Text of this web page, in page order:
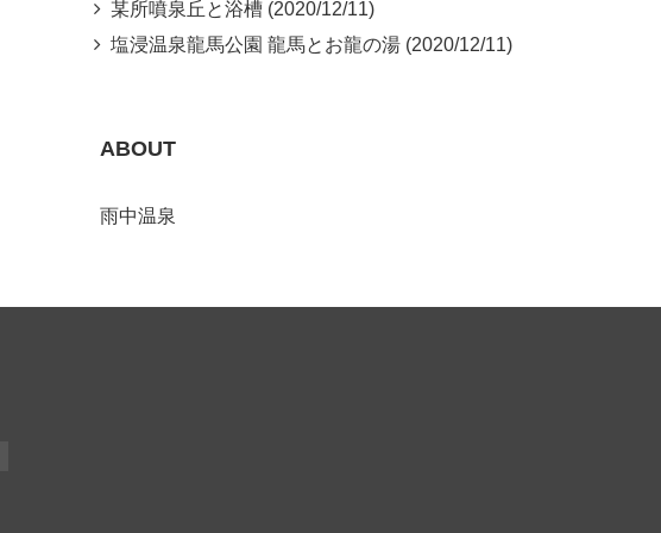
某所噴泉丘と浴槽 (2020/12/11)
塩浸温泉龍馬公園 龍馬とお龍の湯 (2020/12/11)
ABOUT
雨中温泉